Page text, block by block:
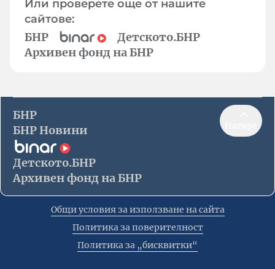
Или проверете още от нашите
сайтове:
БНР
Детското.БНР
Архивен фонд на БНР
БНР
БНР Новини
Детското.БНР
Архивен фонд на БНР
Общи условия за използване на сайта
Политика за поверителност
Политика за „бисквитки“